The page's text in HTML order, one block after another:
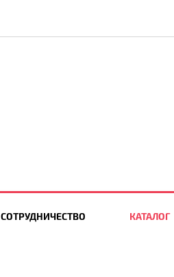
СОТРУДНИЧЕСТВО КАТАЛОГ